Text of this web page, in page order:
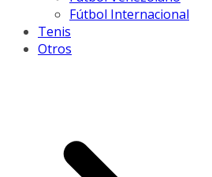
Fútbol Internacional
Tenis
Otros